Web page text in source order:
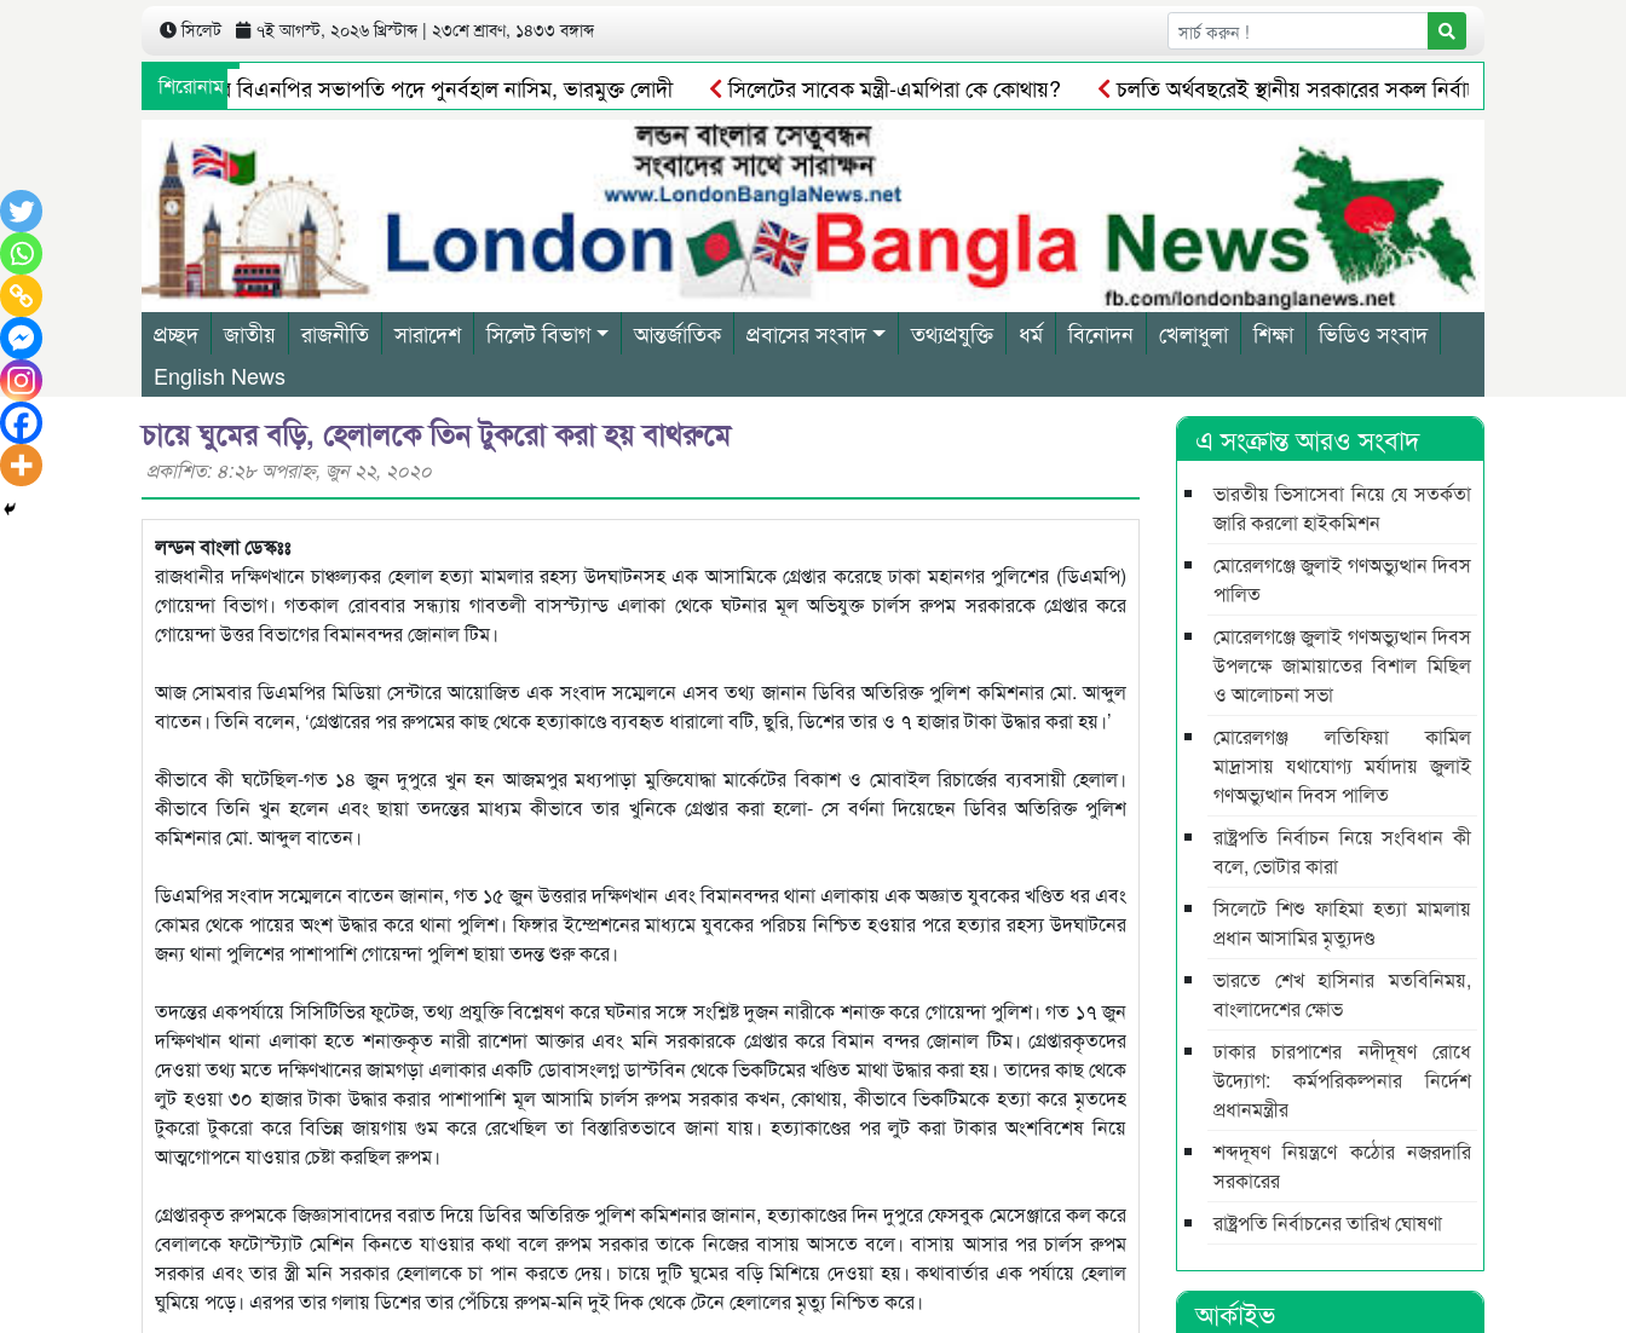
সিলেট ৭ই আগস্ট, ২০২৬ খ্রিস্টাব্দ | ২৩শে শ্রাবণ, ১৪৩৩ বঙ্গাব্দ
শিরোনাম
সিলেট মহানগর বিএনপির সভাপতি পদে পুনর্বহাল নাসিম, ভারমুক্ত লোদী সিলেটের সাবেক মন্ত্রী-এমপিরা কে কোথায়?
চলতি অর্থবছরেই স্থানীয় সরকারের সকল নির্বাচন অনুষ্ঠিত হবে:
গণমাধ্যমে সংবাদ প্রকাশের পর সিলেট টিটিসির প্রতারক ড্রাইভার বিল্লাল আটক
সিলেটে গরুর পচা মাংস বিক্রির দায়ে এক ব্যবসায়ীকে জরিমানা
প্রচ্ছদ জাতীয় রাজনীতি সারাদেশ সিলেট বিভাগ আন্তর্জাতিক প্রবাসের সংবাদ তথ্যপ্রযুক্তি ধর্ম বিনোদন খেলাধুলা শিক্ষা
ভিডিও সংবাদ
English News
চায়ে ঘুমের বড়ি, হেলালকে তিন টুকরো করা হয় বাথরুমে
প্রকাশিত: ৪:২৮ অপরাহ্ণ, জুন ২২, ২০২০
লন্ডন বাংলা ডেস্কঃঃ
রাজধানীর দক্ষিণখানে চাঞ্চল্যকর হেলাল হত্যা মামলার রহস্য উদঘাটনসহ এক আসামিকে গ্রেপ্তার করেছে ঢাকা মহানগর পুলিশের (ডিএমপি)
গোয়েন্দা বিভাগ। গতকাল রোববার সন্ধ্যায় গাবতলী বাসস্ট্যান্ড এলাকা থেকে ঘটনার মূল অভিযুক্ত চার্লস রুপম সরকারকে গ্রেপ্তার করে
গোয়েন্দা উত্তর বিভাগের বিমানবন্দর জোনাল টিম।
আজ সোমবার ডিএমপির মিডিয়া সেন্টারে আয়োজিত এক সংবাদ সম্মেলনে এসব তথ্য জানান ডিবির অতিরিক্ত পুলিশ কমিশনার মো. আব্দুল
বাতেন। তিনি বলেন, ‘গ্রেপ্তারের পর রুপমের কাছ থেকে হত্যাকাণ্ডে ব্যবহৃত ধারালো বটি, ছুরি, ডিশের তার ও ৭ হাজার টাকা উদ্ধার করা হয়।’
কীভাবে কী ঘটেছিল-গত ১৪ জুন দুপুরে খুন হন আজমপুর মধ্যপাড়া মুক্তিযোদ্ধা মার্কেটের বিকাশ ও মোবাইল রিচার্জের ব্যবসায়ী হেলাল।
কীভাবে তিনি খুন হলেন এবং ছায়া তদন্তের মাধ্যম কীভাবে তার খুনিকে গ্রেপ্তার করা হলো- সে বর্ণনা দিয়েছেন ডিবির অতিরিক্ত পুলিশ
কমিশনার মো. আব্দুল বাতেন।
ডিএমপির সংবাদ সম্মেলনে বাতেন জানান, গত ১৫ জুন উত্তরার দক্ষিণখান এবং বিমানবন্দর থানা এলাকায় এক অজ্ঞাত যুবকের খণ্ডিত ধর এবং
কোমর থেকে পায়ের অংশ উদ্ধার করে থানা পুলিশ। ফিঙ্গার ইম্প্রেশনের মাধ্যমে যুবকের পরিচয় নিশ্চিত হওয়ার পরে হত্যার রহস্য উদঘাটনের
জন্য থানা পুলিশের পাশাপাশি গোয়েন্দা পুলিশ ছায়া তদন্ত শুরু করে।
তদন্তের একপর্যায়ে সিসিটিভির ফুটেজ, তথ্য প্রযুক্তি বিশ্লেষণ করে ঘটনার সঙ্গে সংশ্লিষ্ট দুজন নারীকে শনাক্ত করে গোয়েন্দা পুলিশ। গত ১৭ জুন
দক্ষিণখান থানা এলাকা হতে শনাক্তকৃত নারী রাশেদা আক্তার এবং মনি সরকারকে গ্রেপ্তার করে বিমান বন্দর জোনাল টিম। গ্রেপ্তারকৃতদের
দেওয়া তথ্য মতে দক্ষিণখানের জামগড়া এলাকার একটি ডোবাসংলগ্ন ডাস্টবিন থেকে ভিকটিমের খণ্ডিত মাথা উদ্ধার করা হয়। তাদের কাছ থেকে
লুট হওয়া ৩০ হাজার টাকা উদ্ধার করার পাশাপাশি মূল আসামি চার্লস রুপম সরকার কখন, কোথায়, কীভাবে ভিকটিমকে হত্যা করে মৃতদেহ
টুকরো টুকরো করে বিভিন্ন জায়গায় গুম করে রেখেছিল তা বিস্তারিতভাবে জানা যায়। হত্যাকাণ্ডের পর লুট করা টাকার অংশবিশেষ নিয়ে
আত্মগোপনে যাওয়ার চেষ্টা করছিল রুপম।
গ্রেপ্তারকৃত রুপমকে জিজ্ঞাসাবাদের বরাত দিয়ে ডিবির অতিরিক্ত পুলিশ কমিশনার জানান, হত্যাকাণ্ডের দিন দুপুরে ফেসবুক মেসেঞ্জারে কল করে
বেলালকে ফটোস্ট্যাট মেশিন কিনতে যাওয়ার কথা বলে রুপম সরকার তাকে নিজের বাসায় আসতে বলে। বাসায় আসার পর চার্লস রুপম
সরকার এবং তার স্ত্রী মনি সরকার হেলালকে চা পান করতে দেয়। চায়ে দুটি ঘুমের বড়ি মিশিয়ে দেওয়া হয়। কথাবার্তার এক পর্যায়ে হেলাল
ঘুমিয়ে পড়ে। এরপর তার গলায় ডিশের তার পেঁচিয়ে রুপম-মনি দুই দিক থেকে টেনে হেলালের মৃত্যু নিশ্চিত করে।
এ সংক্রান্ত আরও সংবাদ
ভারতীয় ভিসাসেবা নিয়ে যে সতর্কতা
জারি করলো হাইকমিশন
মোরেলগঞ্জে জুলাই গণঅভ্যুত্থান দিবস
পালিত
মোরেলগঞ্জে জুলাই গণঅভ্যুত্থান দিবস
উপলক্ষে জামায়াতের বিশাল মিছিল
ও আলোচনা সভা
মোরেলগঞ্জ লতিফিয়া কামিল
মাদ্রাসায় যথাযোগ্য মর্যাদায় জুলাই
গণঅভ্যুত্থান দিবস পালিত
রাষ্ট্রপতি নির্বাচন নিয়ে সংবিধান কী
বলে, ভোটার কারা
সিলেটে শিশু ফাহিমা হত্যা মামলায়
প্রধান আসামির মৃত্যুদণ্ড
ভারতে শেখ হাসিনার মতবিনিময়,
বাংলাদেশের ক্ষোভ
ঢাকার চারপাশের নদীদূষণ রোধে
উদ্যোগ: কর্মপরিকল্পনার নির্দেশ
প্রধানমন্ত্রীর
শব্দদূষণ নিয়ন্ত্রণে কঠোর নজরদারি
সরকারের
রাষ্ট্রপতি নির্বাচনের তারিখ ঘোষণা
আর্কাইভ